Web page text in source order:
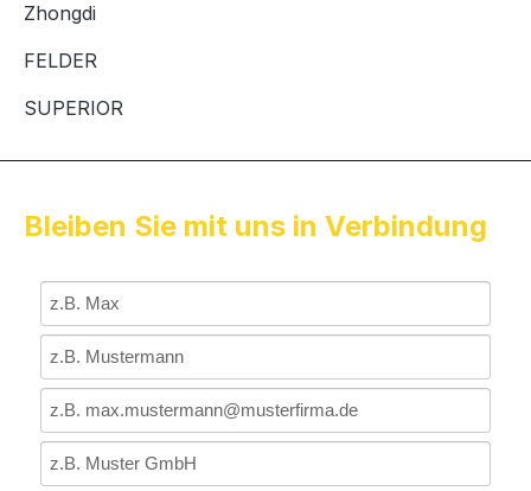
Zhongdi
FELDER
SUPERIOR
Bleiben Sie mit uns in Verbindung